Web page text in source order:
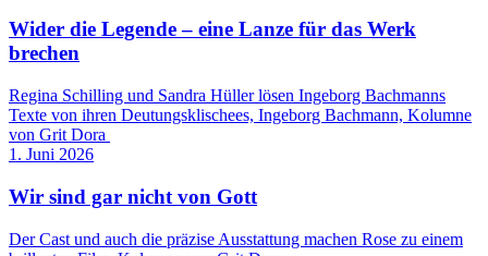
Wider die Legende – eine Lanze für das Werk
brechen
Regina Schilling und Sandra Hüller lösen Ingeborg Bachmanns
Texte von ihren Deutungsklischees, Ingeborg Bachmann, Kolumne
von Grit Dora
1. Juni 2026
Wir sind gar nicht von Gott
Der Cast und auch die präzise Ausstattung machen Rose zu einem